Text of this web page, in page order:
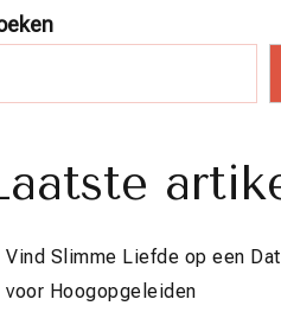
Vind Slimme Liefde op een
voor Hoogopgeleiden